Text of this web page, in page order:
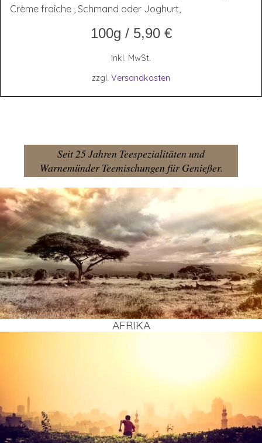
Crème fraîche , Schmand oder Joghurt,
100g / 5,90 €
inkl. MwSt.
zzgl. Versandkosten
Seit 25 Jahren Teespezialitäten und
Warnemünder Teemischungen für Genießer.
AFRI­KA